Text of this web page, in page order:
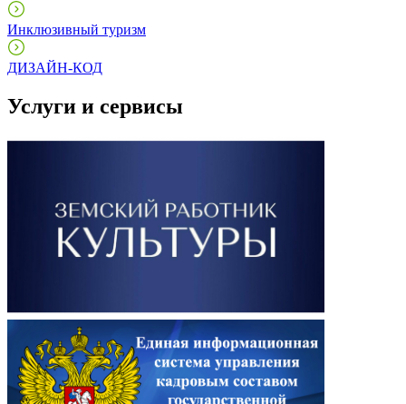
Инклюзивный туризм
ДИЗАЙН-КОД
Услуги и сервисы